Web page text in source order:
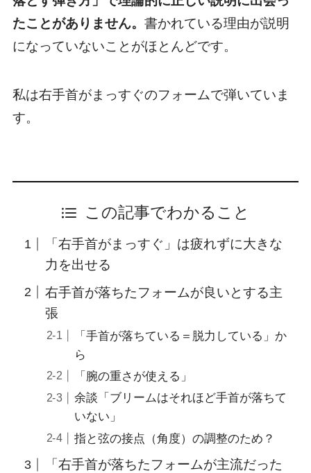
たことがありません。 書かれている理由が説明
になっていないことがほとんどです。
私は右手首がまっすぐのフォームで弾いていま
す。
この記事でわかること
「右手首がまっすぐ」は疲れずに大きな
力を出せる
右手首が落ちたフォームが良いとする主
張
「手首が落ちている＝脱力している」か
ら
「腕の重さが使える」
余談「ブリームはそれほど手首が落ちて
いない」
指と弦の接点（角度）の調整のため？
「右手首が落ちたフォームが主流だった